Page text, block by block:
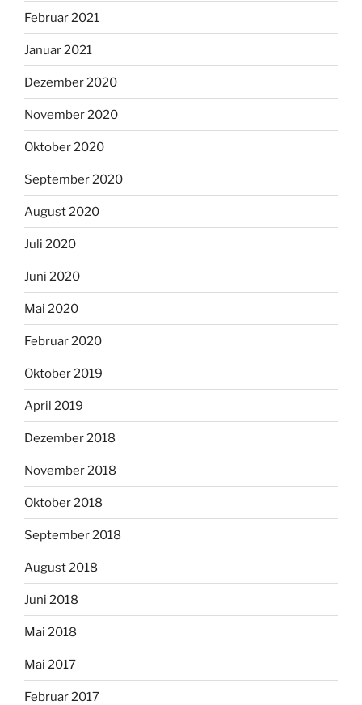
Februar 2021
Januar 2021
Dezember 2020
November 2020
Oktober 2020
September 2020
August 2020
Juli 2020
Juni 2020
Mai 2020
Februar 2020
Oktober 2019
April 2019
Dezember 2018
November 2018
Oktober 2018
September 2018
August 2018
Juni 2018
Mai 2018
Mai 2017
Februar 2017